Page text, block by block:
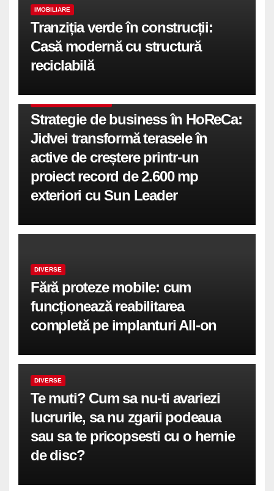
IMOBILIARE
Tranziția verde în construcții:
Casă modernă cu structură
reciclabilă
Strategie de business în HoReCa:
Jidvei transformă terasele în
active de creștere printr-un
proiect record de 2.600 mp
exteriori cu Sun Leader
DIVERSE
Fără proteze mobile: cum
funcționează reabilitarea
completă pe implanturi All-on
DIVERSE
Te muti? Cum sa nu-ti avariezi
lucrurile, sa nu zgarii podeaua
sau sa te pricopsesti cu o hernie
de disc?